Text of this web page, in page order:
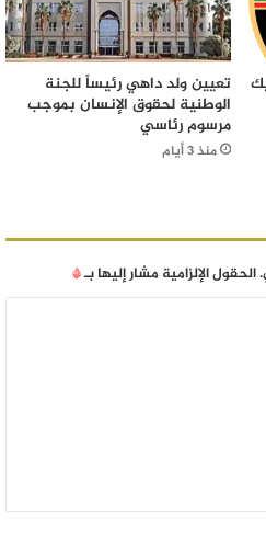
تعيين ولد داهي رئيساً للجنة
الوطنية لحقوق الإنسان بموجب
مرسوم رئاسي
منذ 3 أيام
الحقول الإلزامية مشار إليها بـ*